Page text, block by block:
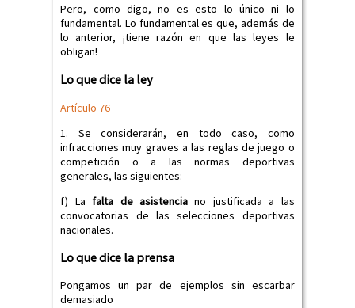
Pero, como digo, no es esto lo único ni lo
fundamental. Lo fundamental es que, además de
lo anterior, ¡tiene razón en que las leyes le
obligan!
Lo que dice la ley
Artículo 76
1. Se considerarán, en todo caso, como
infracciones muy graves a las reglas de juego o
competición o a las normas deportivas
generales, las siguientes:
f) Lafalta de asistenciano justificada a las
convocatorias de las selecciones deportivas
nacionales.
Lo que dice la prensa
Pongamos un par de ejemplos sin escarbar
demasiado